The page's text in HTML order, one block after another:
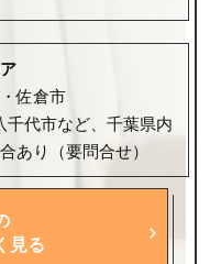
佐倉市
千代市など、千葉県内
あり（要問合せ）
見る